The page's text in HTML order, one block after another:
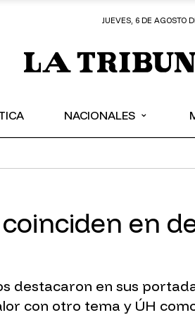
JUEVES, 6 DE AGOSTO
NACIONALES ⌄
en
destacaron en sus
con otro tema y ÚH